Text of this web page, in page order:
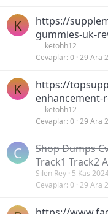
K
https://
gummies-uk-
ketohh12
Cevaplar 0 29 Ara
K
https://
enhancement-
ketohh12
Cevaplar 0 29 Ara
C
Shop Dumps
Track1 Track2
Silen Rey 5 Kas
Cevaplar 0 29 Ara